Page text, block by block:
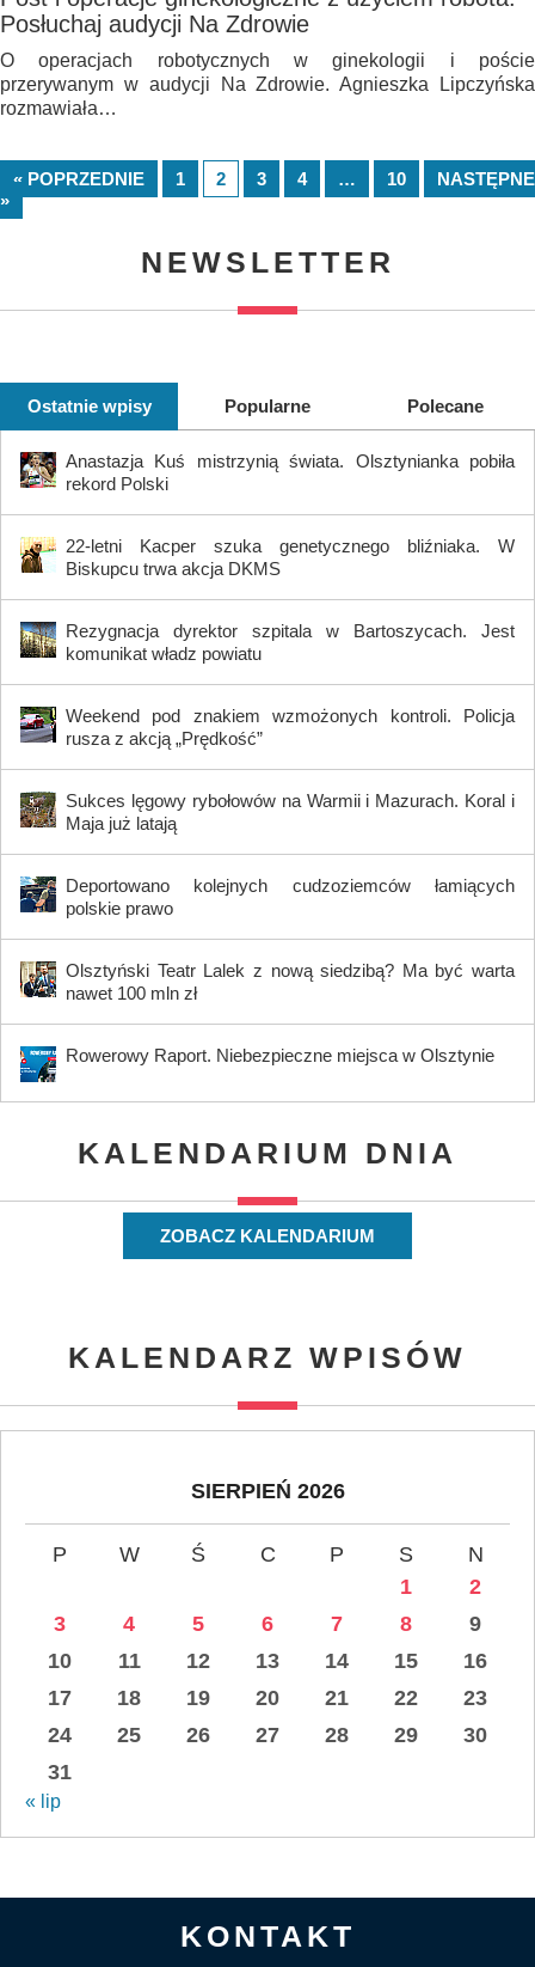
Posłuchaj audycji Na Zdrowie
O operacjach robotycznych w ginekologii i poście
przerywanym w audycji Na Zdrowie. Agnieszka Lipczyńska
rozmawiała…
« POPRZEDNIE 1 2 3 4 … 10
NASTĘPNE
»
NEWSLETTER
Ostatnie wpisy Popularne Polecane
Anastazja Kuś mistrzynią świata. Olsztynianka pobiła
rekord Polski
22-letni Kacper szuka genetycznego bliźniaka. W
Biskupcu trwa akcja DKMS
Rezygnacja dyrektor szpitala w Bartoszycach. Jest
komunikat władz powiatu
Weekend pod znakiem wzmożonych kontroli. Policja
rusza z akcją „Prędkość”
Sukces lęgowy rybołowów na Warmii i Mazurach. Koral i
Maja już latają
Deportowano kolejnych cudzoziemców łamiących
polskie prawo
Olsztyński Teatr Lalek z nową siedzibą? Ma być warta
nawet 100 mln zł
Rowerowy Raport. Niebezpieczne miejsca w Olsztynie
KALENDARIUM DNIA
ZOBACZ KALENDARIUM
KALENDARZ WPISÓW
SIERPIEŃ 2026
P W Ś C P S
N
1
2
3
4 5 6 7 8
9
10
11 12 13 14 15
16
17
18 19 20 21 22
23
24
25 26 27 28 29
30
31
« lip
KONTAKT